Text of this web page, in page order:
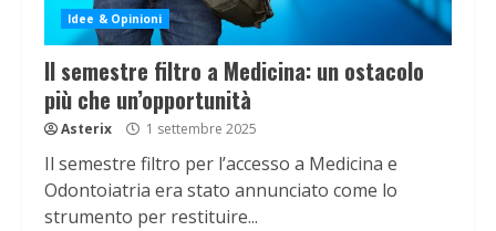
Idee & Opinioni
Il semestre filtro a Medicina: un ostacolo
più che un’opportunità
Asterix 1 settembre 2025
Il semestre filtro per l’accesso a Medicina e
Odontoiatria era stato annunciato come lo
strumento per restituire...